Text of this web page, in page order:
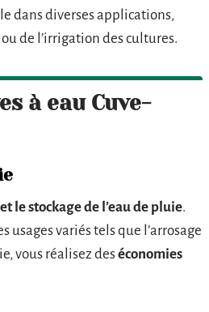
dans diverses applications,
ou de l’irrigation des cultures.
à eau Cuve-
le stockage de l’eau de pluie.
variés tels que l’arrosage
vous réalisez deséconomies